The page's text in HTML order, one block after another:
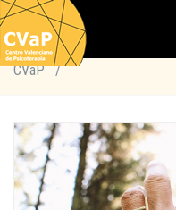
CVaP /